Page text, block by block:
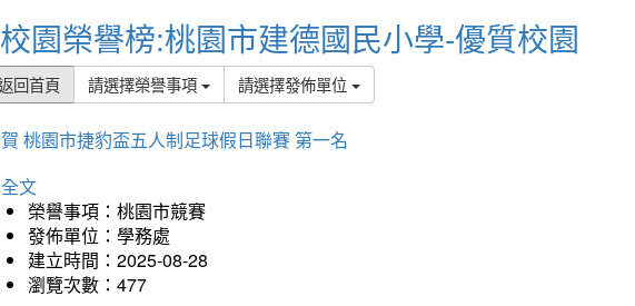
校園榮譽榜:桃園市建德國民小學-優質校園
回首頁 請選擇榮譽事項 請選擇發佈單位
桃園市捷豹盃五人制足球假日聯賽 第一名
文
榮譽事項：桃園市競賽
發佈單位：學務處
建立時間：2025-08-28
瀏覽次數：477